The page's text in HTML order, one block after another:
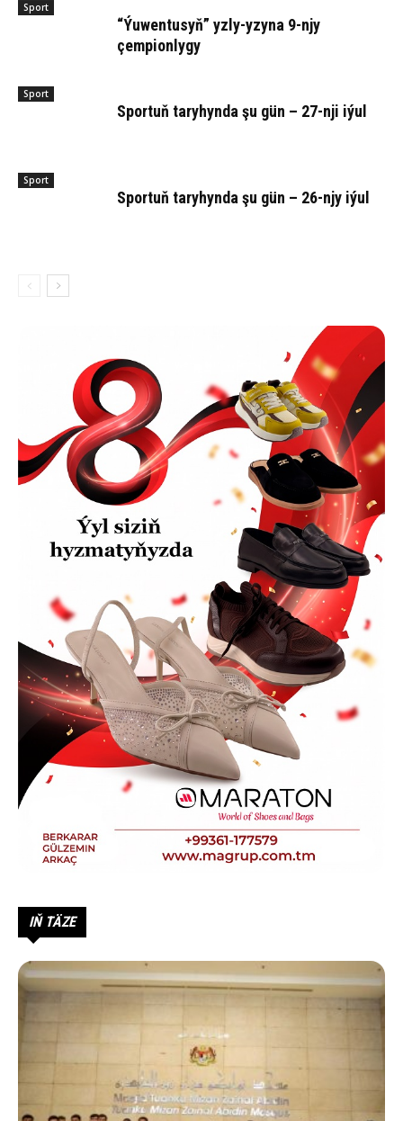
Sport
“Ýuwentusyň” yzly-yzyna 9-njy
çempionlygy
Sport
Sportuň taryhynda şu gün – 27-nji iýul
Sport
Sportuň taryhynda şu gün – 26-njy iýul
IŇ TÄZE